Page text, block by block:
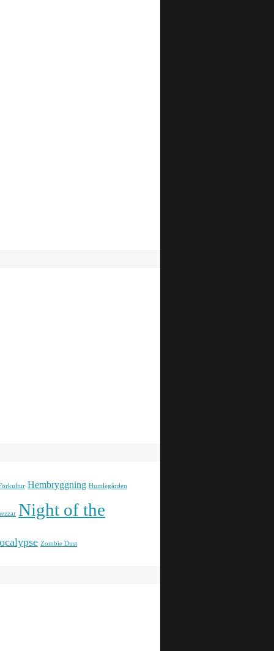
Hembryggning Humlegården
Night of the
Zombie Dust